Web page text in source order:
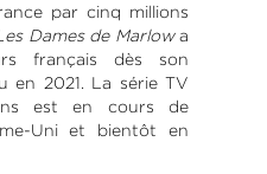
par cinq millions
Dames de Marlowa
français dès son
en 2021. La série TV
est en cours de
Uni et bientôt en